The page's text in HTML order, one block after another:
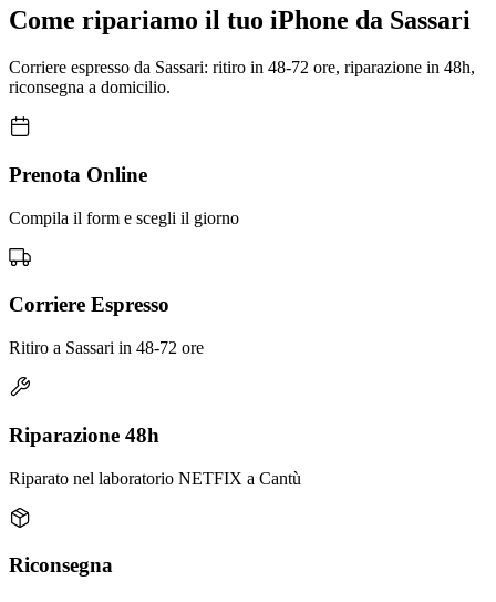
Come ripariamo il tuo iPhone da Sassari
Corriere espresso da Sassari: ritiro in 48-72 ore, riparazione in 48h,
riconsegna a domicilio.
Prenota Online
Compila il form e scegli il giorno
Corriere Espresso
Ritiro a Sassari in 48-72 ore
Riparazione 48h
Riparato nel laboratorio NETFIX a Cantù
Riconsegna